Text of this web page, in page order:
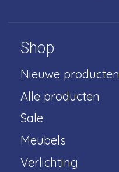
Shop
Nieuwe producten
Alle producten
Sale
Meubels
Verlichting